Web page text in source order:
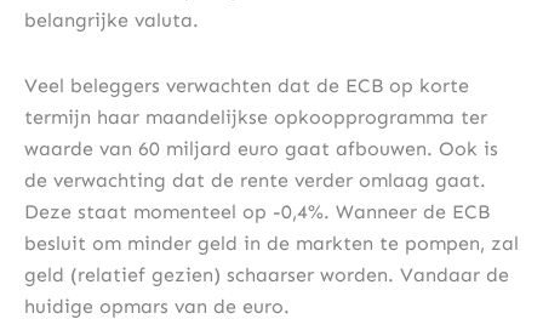
belangrijke valuta.
Veel beleggers verwachten dat de ECB op korte
termijn haar maandelijkse opkoopprogramma ter
waarde van 60 miljard euro gaat afbouwen. Ook is
de verwachting dat de rente verder omlaag gaat.
Deze staat momenteel op -0,4%. Wanneer de ECB
besluit om minder geld in de markten te pompen, zal
geld (relatief gezien) schaarser worden. Vandaar de
huidige opmars van de euro.